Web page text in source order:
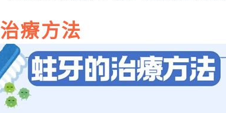
療方法